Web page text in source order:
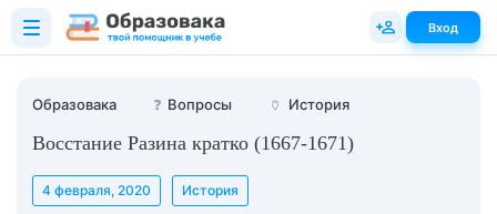
Образовака ❓ Вопросы 🏺 История
Восстание Разина кратко (1667-1671)
4 февраля, 2020 История
Вход